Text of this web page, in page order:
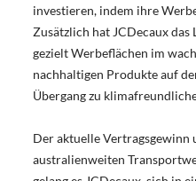
investieren, indem ihre
Zusätzlich hat JCDecaux
gezielt Werbeflächen im
nachhaltigen Produkte auf
Übergang zu
Der aktuelle Vertragsgewinn
australienweiten